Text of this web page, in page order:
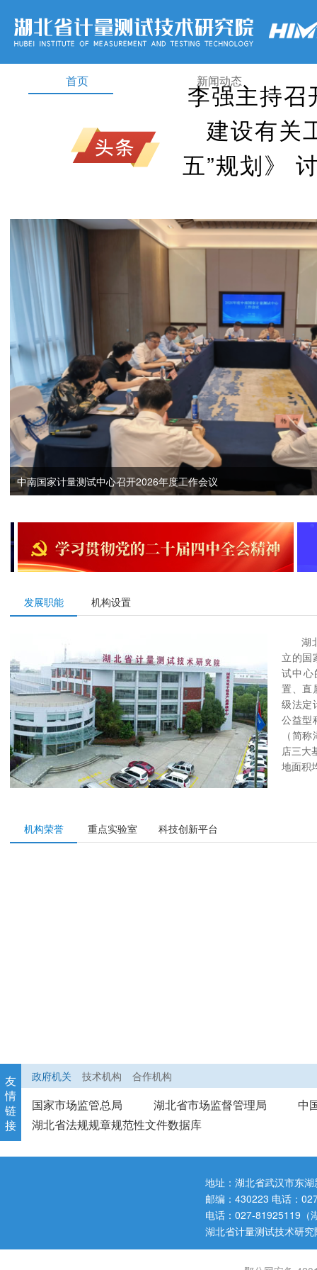
首页 新闻动态
李强主持
建设有关
五”规划》
中南国家计量测试中心召开2026年度工作会议
发展职能 机构设置
湖
立的
试中心
置、直
级法定
公益型
（简
店三大
地面积
汤 雄
机构荣誉 重点实验室 科技创新平台
友
情
链
接
政府机关 技术机构 合作机构
国家市场监管总局 湖北省市场监督管理局
中
湖北省法规规章规范性文件数据库
地址：湖北省武汉市东
邮编：430223 电话：
电话：027-81925119（
湖北省计量测试技术研